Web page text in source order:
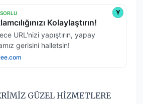
GÜZEL HİZMETLERE